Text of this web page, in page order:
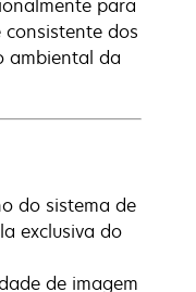
para
dos
ambiental da
do sistema de
exclusiva do
de imagem